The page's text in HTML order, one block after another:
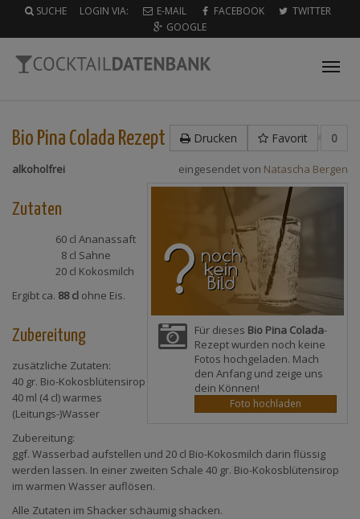
SUCHE LOGIN VIA: E-MAIL FACEBOOK
TWITTER
GOOGLE
Drucken Favorit 0
Bio Pina Colada Rezept
eingesendet von Natascha Bergen
Für dieses Bio Pina Colada-
Rezept wurden noch keine
Fotos hochgeladen. Mach
den Anfang und zeige uns
dein Können!
Foto hochladen
alkoholfrei
Zutaten
60 cl Ananassaft
8 cl Sahne
20 cl Kokosmilch
Ergibt ca. 88 cl ohne Eis.
Zubereitung
zusätzliche Zutaten:
40 gr. Bio-Kokosblütensirop
40 ml (4 cl) warmes
(Leitungs-)Wasser
Zubereitung:
ggf. Wasserbad aufstellen und 20 cl Bio-Kokosmilch darin flüssig
werden lassen. In einer zweiten Schale 40 gr. Bio-Kokosblütensirop
im warmen Wasser auflösen.
Alle Zutaten im Shacker schäumig shacken.